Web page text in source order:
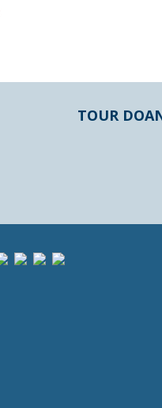
TOUR